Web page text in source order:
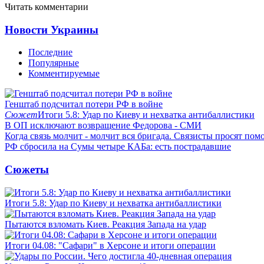
Читать комментарии
Новости Украины
Последние
Популярные
Комментируемые
Генштаб подсчитал потери РФ в войне
СюжетИтоги 5.8: Удар по Киеву и нехватка антибаллистики
В ОП исключают возвращение Федорова - СМИ
Когда связь молчит - молчит вся бригада. Связисты просят
РФ сбросила на Сумы четыре КАБа: есть пострадавшие
Сюжеты
Итоги 5.8: Удар по Киеву и нехватка антибаллистики
Пытаются взломать Киев. Реакция Запада на удар
Итоги 04.08: "Сафари" в Херсоне и итоги операции